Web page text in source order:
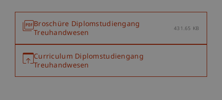
Broschüre Diplomstudiengang
Treuhandwesen
431.65 KB
Curriculum Diplomstudiengang
Treuhandwesen